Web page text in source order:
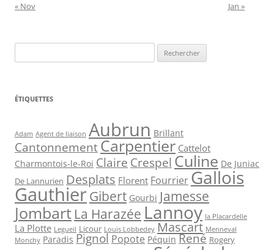
« Nov
Jan »
ÉTIQUETTES
Adam Agent de liaison Aubrun Brillant
Cantonnement Carpentier Cattelot
Charmontois-le-Roi Claire Crespel Culine De Juniac
De Lannurien Desplats Florent FourrierGallois
GauthierGibert Gourbi Jamesse
Jombart La Harazée Lannoy la Placardelle
La Plotte Legueil Licour Louis Lobbedey Mascart Menneval
Monchy Paradis Pignol Popote Péquin René Rogery